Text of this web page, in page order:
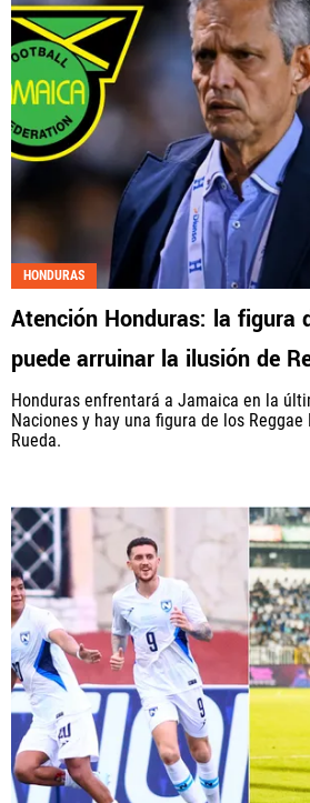
HONDURAS
Atención Honduras: la figura
puede arruinar la ilusión de
Honduras enfrentará a Jamaica en la
Naciones y hay una figura de los Reggae
Rueda.